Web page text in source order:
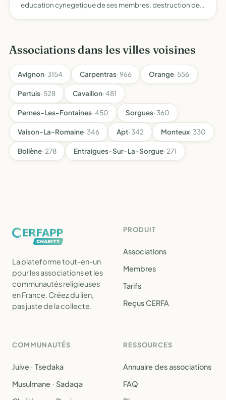
education cynegetique de ses membres, destruction des
Associations dans les villes voisines
Avignon· 3154 Carpentras· 966 Orange· 556
Pertuis· 528 Cavaillon· 481
Pernes-Les-Fontaines· 450 Sorgues· 360
Vaison-La-Romaine· 346 Apt· 342 Monteux· 330
Bollène· 278 Entraigues-Sur-La-Sorgue· 271
La plateforme tout-en-un
pour les associations et les
communautés religieuses
en France. Créez du lien,
pas juste de la collecte.
PRODUIT
Associations
Membres
Tarifs
Reçus CERFA
COMMUNAUTÉS
Juive · Tsedaka
Musulmane · Sadaqa
RESSOURCES
Annuaire des associations
FAQ